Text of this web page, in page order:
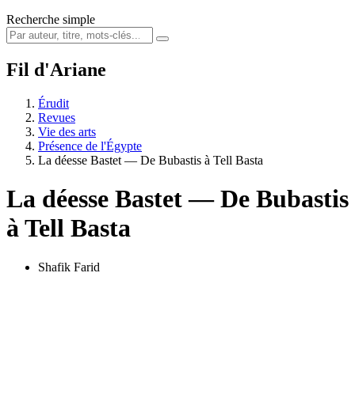
Recherche simple
Fil d'Ariane
Érudit
Revues
Vie des arts
Présence de l'Égypte
La déesse Bastet — De Bubastis à Tell Basta
La déesse Bastet — De Bubastis
à Tell Basta
Shafik Farid